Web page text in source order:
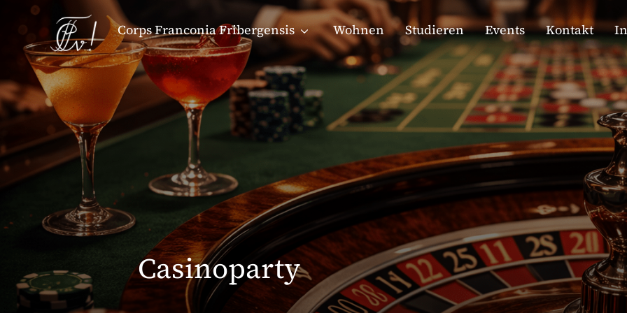
Corps Franconia Fribergensis Wohnen Studieren Events Kontakt
Casinoparty